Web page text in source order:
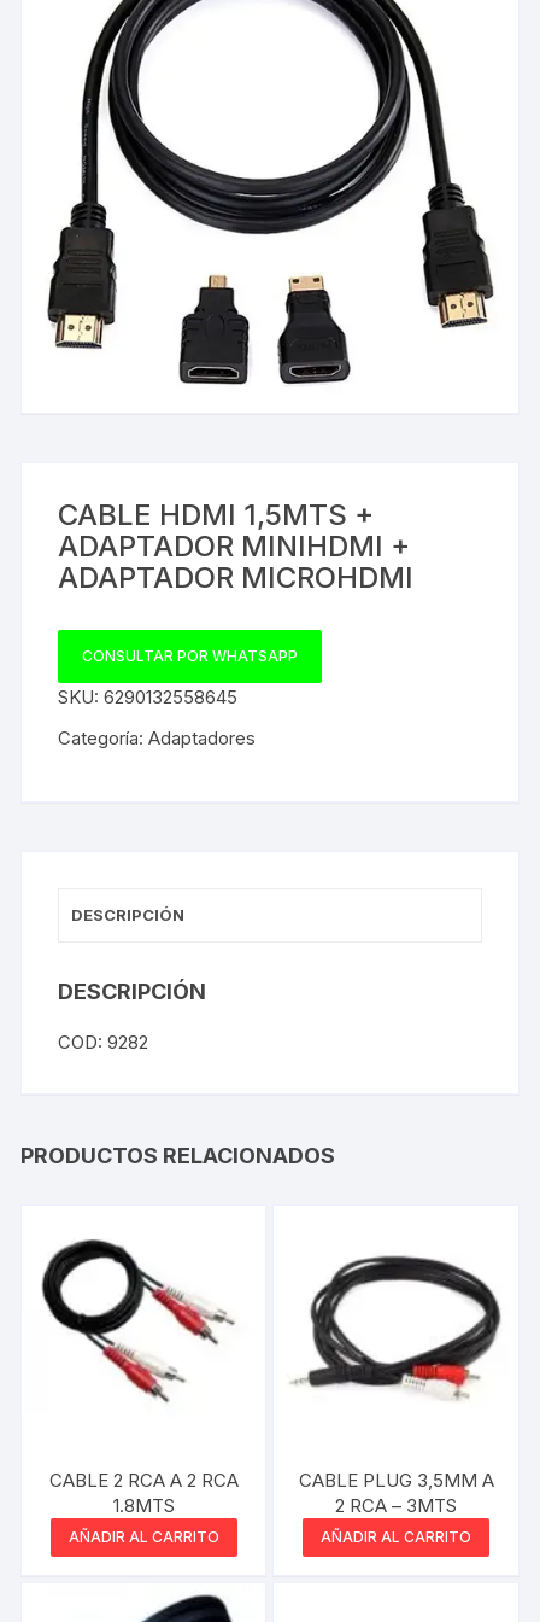
CABLE HDMI 1,5MTS +
ADAPTADOR MINIHDMI +
ADAPTADOR MICROHDMI
CONSULTAR POR WHATSAPP
SKU:6290132558645
Categoría:Adaptadores
DESCRIPCIÓN
DESCRIPCIÓN
COD: 9282
PRODUCTOS RELACIONADOS
CABLE 2 RCA A 2 RCA
1.8MTS
AÑADIR AL CARRITO
CABLE PLUG 3,5MM A
2 RCA – 3MTS
AÑADIR AL CARRITO